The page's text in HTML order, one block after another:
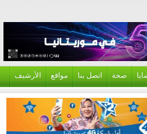
صحة اتصل بنا مواقع الأرشيف